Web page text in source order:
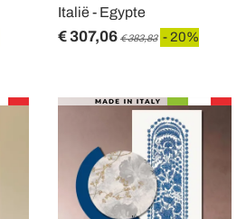
Italië - Egypte
€ 307,06 € 383,83 - 20%